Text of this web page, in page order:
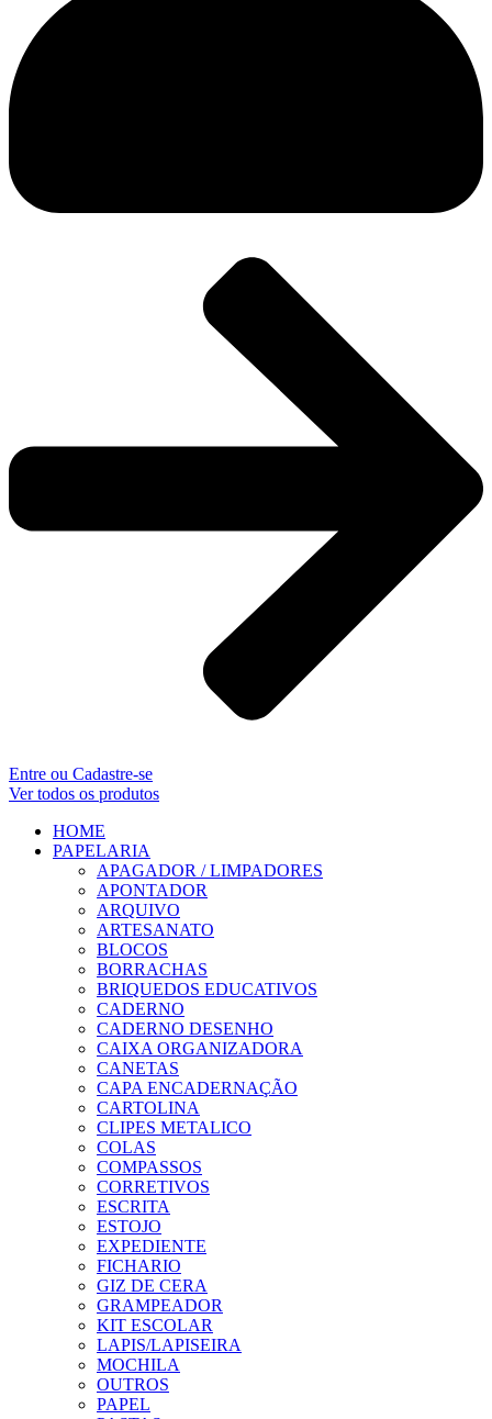
Entre ou Cadastre-se
Ver todos os produtos
HOME
PAPELARIA
APAGADOR / LIMPADORES
APONTADOR
ARQUIVO
ARTESANATO
BLOCOS
BORRACHAS
BRIQUEDOS EDUCATIVOS
CADERNO
CADERNO DESENHO
CAIXA ORGANIZADORA
CANETAS
CAPA ENCADERNAÇÃO
CARTOLINA
CLIPES METALICO
COLAS
COMPASSOS
CORRETIVOS
ESCRITA
ESTOJO
EXPEDIENTE
FICHARIO
GIZ DE CERA
GRAMPEADOR
KIT ESCOLAR
LAPIS/LAPISEIRA
MOCHILA
OUTROS
PAPEL